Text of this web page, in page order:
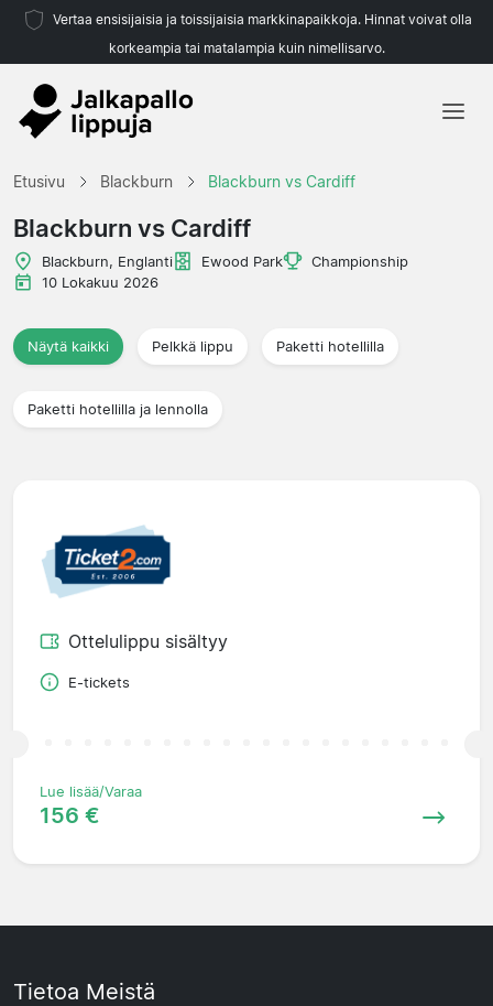
Vertaa ensisijaisia ja toissijaisia markkinapaikkoja. Hinnat voivat olla
korkeampia tai matalampia kuin nimellisarvo.
Etusivu Blackburn Blackburn vs Cardiff
Blackburn vs Cardiff
Blackburn, Englanti Ewood Park
Championship
10 Lokakuu 2026
Näytä kaikki Pelkkä lippu Paketti hotellilla
Paketti hotellilla ja lennolla
Ottelulippu sisältyy
E-tickets
Lue lisää/Varaa
156 €
Tietoa Meistä